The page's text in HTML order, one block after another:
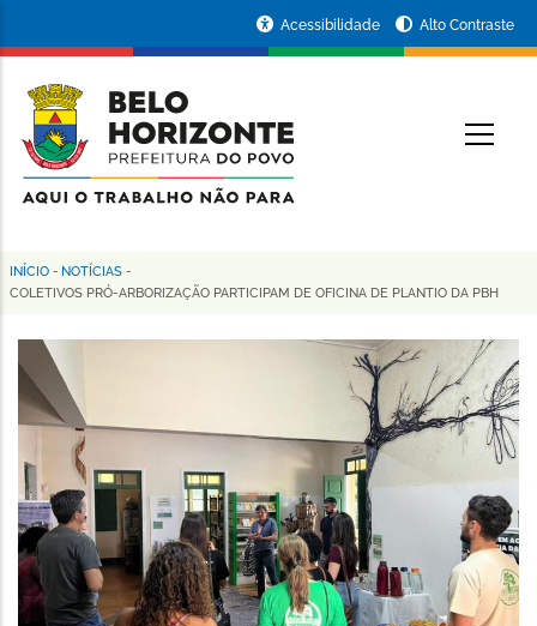
conteúdo
principal
da
Prefeitura
de
Horizonte
Acessibilidade Alto Contraste
Trilha
navegação
INÍCIO - NOTÍCIAS -
COLETIVOS PRÓ-ARBORIZAÇÃO PARTICIPAM DE OFICINA DE PLANTIO DA PBH